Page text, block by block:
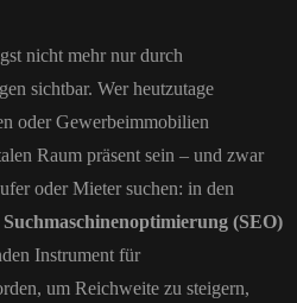
nicht mehr nur durch
sichtbar. Wer heutzutage
oder Gewerbeimmobilien
Raum präsent sein – und zwar
oder Mieter suchen: in den
Suchmaschinenoptimierung (SEO)
Instrument für
um Reichweite zu steigern,